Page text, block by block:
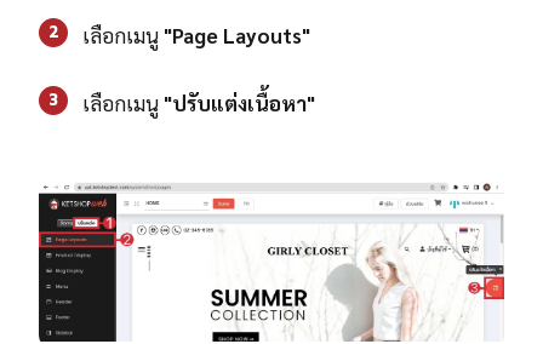
2 เลือกเมนู "Page Layouts"
3 เลือกเมนู "ปรับแต่งเนื้อหา"